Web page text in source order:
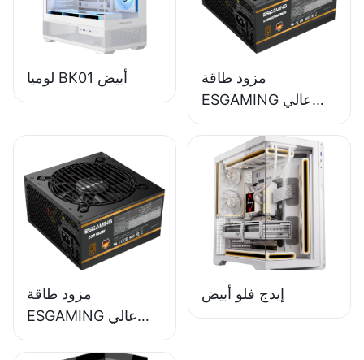
لوميا BK01 أبيض
مزود طاقة
ESGAMING عالي
الجودة بقدرة 650
وحدة كاملة، حاصل
برونزية لأجهزة
الكمبيوتر المكتبية
ESB650W
مزود طاقة
ESGAMING عالي
الجودة بقدرة 550
إيدج فلو أبيض